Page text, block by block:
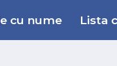
cu nume Lista